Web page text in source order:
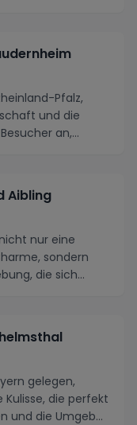
Pfalz,
und die
an,
Aibling
nur eine
sondern
die sich
gelegen,
die perfekt
und die Umgeb...